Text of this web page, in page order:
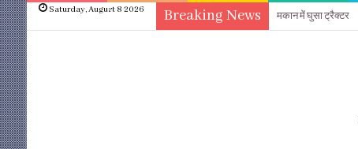
Saturday, August 8 2026 Breaking News मकान में घुसा ट्रैक्टर